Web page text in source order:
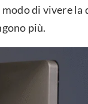
di vivere la
più.